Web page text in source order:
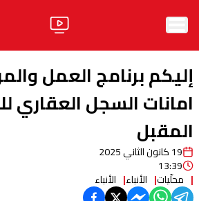
الأخبار
آراء
فيديو
مواقف
إليكم برنامج العمل
امانات السجل العقاري
المقبل
19 كانون الثاني 2025
13:39
محلّيات الأنباء الأنباء